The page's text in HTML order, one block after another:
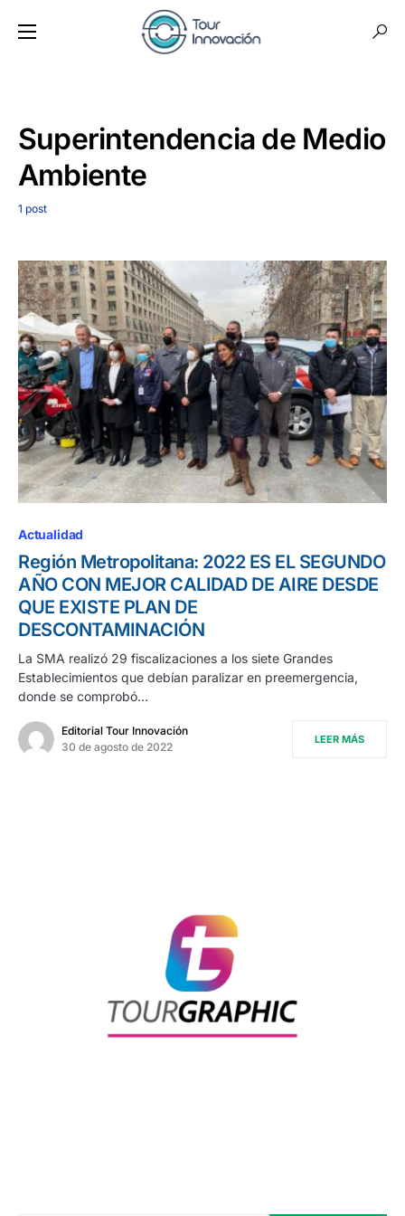
Superintendencia de Medio
Ambiente
1 post
Actualidad
Región Metropolitana: 2022 ES EL SEGUNDO
AÑO CON MEJOR CALIDAD DE AIRE DESDE
QUE EXISTE PLAN DE
DESCONTAMINACIÓN
La SMA realizó 29 fiscalizaciones a los siete Grandes
Establecimientos que debían paralizar en preemergencia,
donde se comprobó…
Editorial Tour Innovación
30 de agosto de 2022
LEER MÁS